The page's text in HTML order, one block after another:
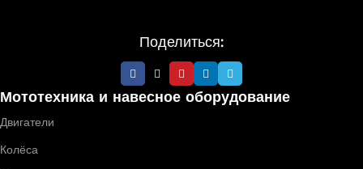
Поделиться:
Мототехника и навесное оборудование
Двигатели
Колёса